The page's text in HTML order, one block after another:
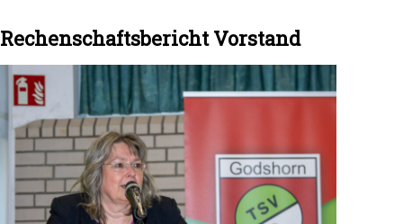
Rechenschaftsbericht Vorstand